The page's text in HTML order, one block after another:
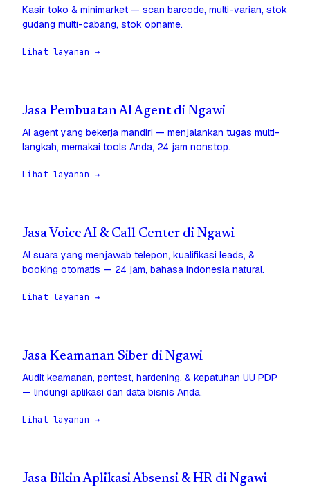
Kasir toko & minimarket — scan barcode, multi-varian, stok
gudang multi-cabang, stok opname.
Lihat layanan →
Jasa Pembuatan AI Agent di Ngawi
AI agent yang bekerja mandiri — menjalankan tugas multi-
langkah, memakai tools Anda, 24 jam nonstop.
Lihat layanan →
Jasa Voice AI & Call Center di Ngawi
AI suara yang menjawab telepon, kualifikasi leads, &
booking otomatis — 24 jam, bahasa Indonesia natural.
Lihat layanan →
Jasa Keamanan Siber di Ngawi
Audit keamanan, pentest, hardening, & kepatuhan UU PDP
— lindungi aplikasi dan data bisnis Anda.
Lihat layanan →
Jasa Bikin Aplikasi Absensi & HR di Ngawi